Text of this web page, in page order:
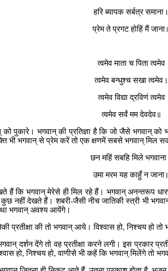
हरि ब्यापक सर्बत्र समाना।
प्रेम ते प्रगट होहिं मैं
त्वमेव माता च पिता त्वमेव
त्वमेव बन्धुश्च सखा त्वमेव।
त्वमेव विद्या द्रविणं त्वमेव
त्वमेव सर्वं मम देवदेव॥
पुकारे। भगवान् की प्रतिज्ञा है कि जो जैसे भगवान्
भी भगवान् से प्रेम करें तो एक क्षणमें सबसे भगवान् मिल
छन महिं सबहि मिले
उमा मरम यह काहुँ न
हैं कि भगवान् मेरेसे ही मिल रहे हैं। भगवान्
नहीं देखते हैं। शबरी-जैसी नीच जातिकी स्त्री भी
भगवान् अवश्य आयेंगे।
प्रतीक्षा की तो भगवान् आये। विश्वास हो, निश्चय हो
दर्शन देंगे तो वह प्रतीक्षा करने लगी। इस प्रकार
हो, निश्चय हो, वाणीसे भी कहें कि भगवान् मिलेंगे तो